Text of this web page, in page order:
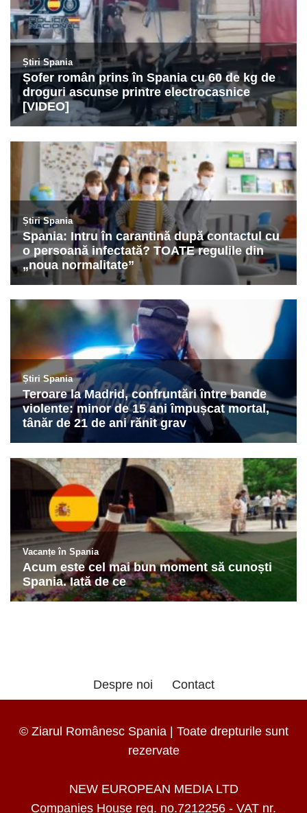
Despre noi Contact
© Ziarul Românesc Spania | Toate drepturile sunt
rezervate
NEW EUROPEAN MEDIA LTD
Companies House reg. no.7212256 - VAT nr.